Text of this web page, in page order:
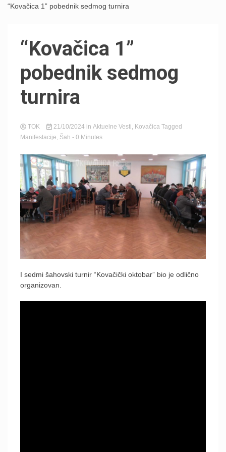
“Kovačica 1” pobednik sedmog turnira
“Kovačica 1”
pobednik sedmog
turnira
TOK 21/10/2024 in Aktuelne Vesti, Kovačica Tagged
Manifestacije, Šah - 0 Minutes
I sedmi šahovski turnir “Kovačički oktobar” bio je odlično
organizovan.